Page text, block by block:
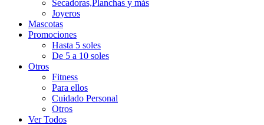
Secadoras,Planchas y más
Joyeros
Mascotas
Promociones
Hasta 5 soles
De 5 a 10 soles
Otros
Fitness
Para ellos
Cuidado Personal
Otros
Ver Todos